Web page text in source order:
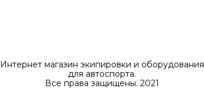
Интернет магазин экипировки и оборудования
для автоспорта.
Все права защищены. 2021